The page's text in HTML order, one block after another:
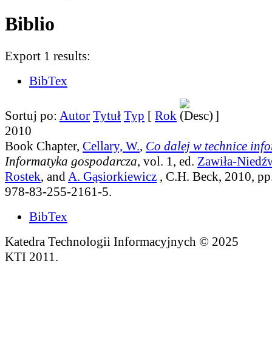
Biblio
Export 1 results:
BibTex
Sortuj po: Autor Tytuł Typ [ Rok
]
2010
Book Chapter, Cellary, W., Co dalej w technice
Informatyka gospodarcza, vol. 1 , ed. Zawiła-
Rostek, and A. Gąsiorkiewicz , C.H. Beck, 2010,
978-83-255-2161-5.
BibTex
Katedra Technologii Informacyjnych © 2025
KTI 2011.